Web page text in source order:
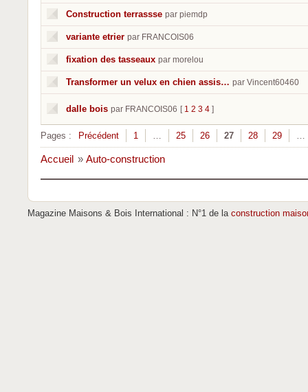
Construction terrassse par piemdp
variante etrier par FRANCOIS06
fixation des tasseaux par morelou
Transformer un velux en chien assis… par Vincent60460
dalle bois par FRANCOIS06 [ 1 2 3 4 ]
Pages : Précédent 1 … 25 26 27 28 29 …
Accueil » Auto-construction
Magazine Maisons & Bois International : N°1 de la construction